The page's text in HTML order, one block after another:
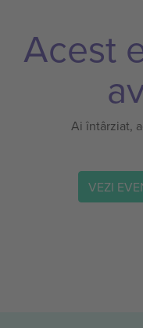
Acest
Ai întârziat,
VEZI